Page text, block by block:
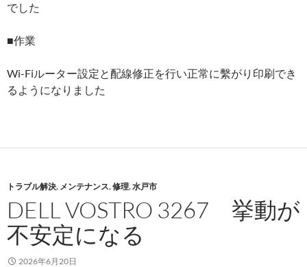
でした
■作業
Wi-Fiルーター設定と配線修正を行い正常に繫がり印刷でき
るようになりました
トラブル解決, メンテナンス,修理,水戸市
DELL VOSTRO 3267 挙動が
不安定になる
2026年6月20日